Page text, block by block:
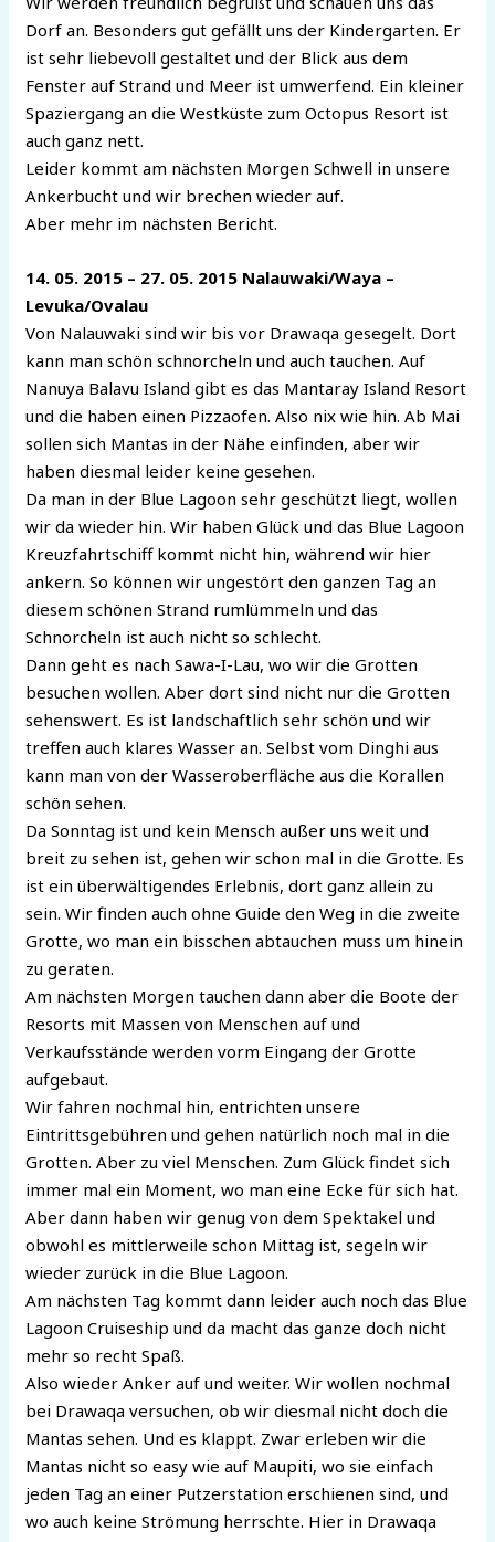
Dorf an. Besonders gut gefällt uns der Kindergarten. Er
ist sehr liebevoll gestaltet und der Blick aus dem
Fenster auf Strand und Meer ist umwerfend. Ein kleiner
Spaziergang an die Westküste zum Octopus Resort ist
auch ganz nett.
Leider kommt am nächsten Morgen Schwell in unsere
Ankerbucht und wir brechen wieder auf.
Aber mehr im nächsten Bericht.
14. 05. 2015 – 27. 05. 2015 Nalauwaki/Waya –
Levuka/Ovalau
Von Nalauwaki sind wir bis vor Drawaqa gesegelt. Dort
kann man schön schnorcheln und auch tauchen. Auf
Nanuya Balavu Island gibt es das Mantaray Island Resort
und die haben einen Pizzaofen. Also nix wie hin. Ab Mai
sollen sich Mantas in der Nähe einfinden, aber wir
haben diesmal leider keine gesehen.
Da man in der Blue Lagoon sehr geschützt liegt, wollen
wir da wieder hin. Wir haben Glück und das Blue Lagoon
Kreuzfahrtschiff kommt nicht hin, während wir hier
ankern. So können wir ungestört den ganzen Tag an
diesem schönen Strand rumlümmeln und das
Schnorcheln ist auch nicht so schlecht.
Dann geht es nach Sawa-I-Lau, wo wir die Grotten
besuchen wollen. Aber dort sind nicht nur die Grotten
sehenswert. Es ist landschaftlich sehr schön und wir
treffen auch klares Wasser an. Selbst vom Dinghi aus
kann man von der Wasseroberfläche aus die Korallen
schön sehen.
Da Sonntag ist und kein Mensch außer uns weit und
breit zu sehen ist, gehen wir schon mal in die Grotte. Es
ist ein überwältigendes Erlebnis, dort ganz allein zu
sein. Wir finden auch ohne Guide den Weg in die zweite
Grotte, wo man ein bisschen abtauchen muss um hinein
zu geraten.
Am nächsten Morgen tauchen dann aber die Boote der
Resorts mit Massen von Menschen auf und
Verkaufsstände werden vorm Eingang der Grotte
aufgebaut.
Wir fahren nochmal hin, entrichten unsere
Eintrittsgebühren und gehen natürlich noch mal in die
Grotten. Aber zu viel Menschen. Zum Glück findet sich
immer mal ein Moment, wo man eine Ecke für sich hat.
Aber dann haben wir genug von dem Spektakel und
obwohl es mittlerweile schon Mittag ist, segeln wir
wieder zurück in die Blue Lagoon.
Am nächsten Tag kommt dann leider auch noch das Blue
Lagoon Cruiseship und da macht das ganze doch nicht
mehr so recht Spaß.
Also wieder Anker auf und weiter. Wir wollen nochmal
bei Drawaqa versuchen, ob wir diesmal nicht doch die
Mantas sehen. Und es klappt. Zwar erleben wir die
Mantas nicht so easy wie auf Maupiti, wo sie einfach
jeden Tag an einer Putzerstation erschienen sind, und
wo auch keine Strömung herrschte. Hier in Drawaqa